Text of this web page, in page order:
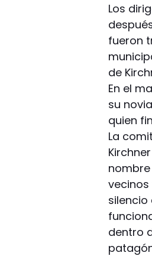
Los
fueron
de
En el
su
quien
La
dentro